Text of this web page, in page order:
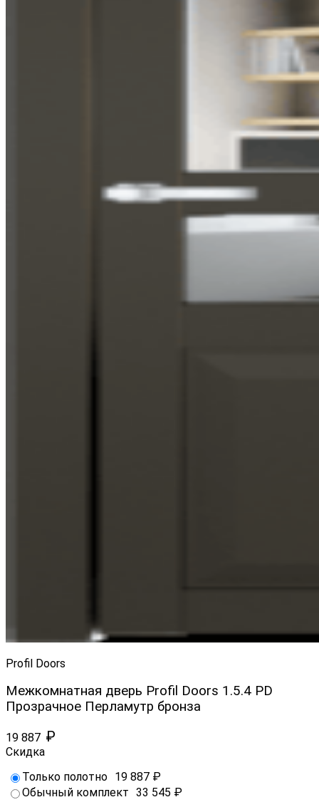
Profil Doors
Межкомнатная дверь Profil Doors 1.5.4 PD
Прозрачное Перламутр бронза
19 887 ₽
Скидка
Только полотно 19 887 ₽
Обычный комплект 33 545 ₽